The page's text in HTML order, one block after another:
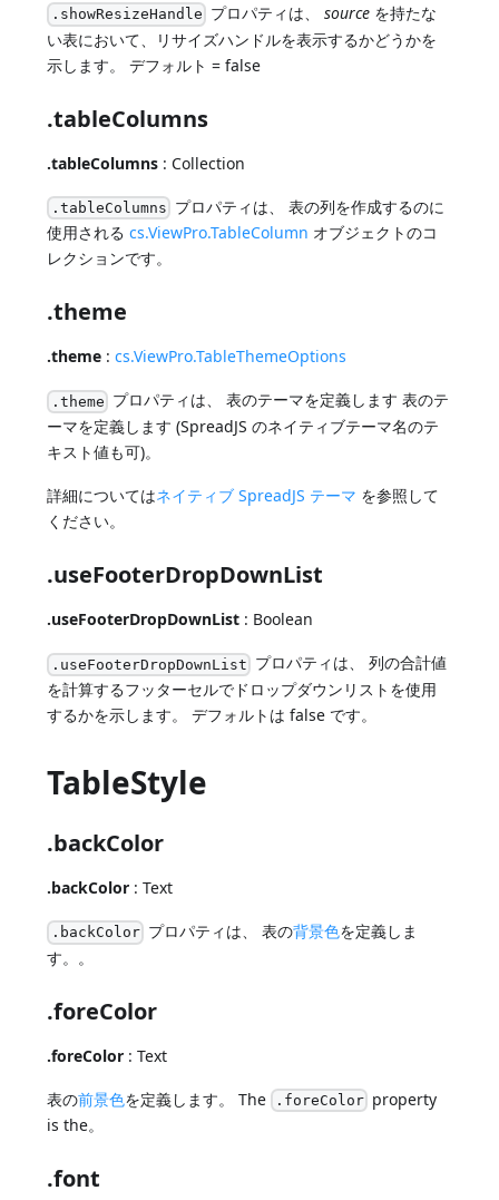
.showResizeHandle プロパティは、 sourceを持たな
い表において、リサイズハンドルを表示するかどうかを
示します。 デフォルト = false
.tableColumns
.tableColumns : Collection
.tableColumns プロパティは、 表の列を作成するのに
使用されるcs.ViewPro.TableColumn オブジェクトのコ
レクションです。
.theme
.theme :cs.ViewPro.TableThemeOptions
.theme プロパティは、 表のテーマを定義します 表のテ
ーマを定義します (SpreadJS のネイティブテーマ名のテ
キスト値も可)。
詳細についてはネイティブ SpreadJS テーマ を参照して
ください。
.useFooterDropDownList
.useFooterDropDownList : Boolean
.useFooterDropDownList プロパティは、 列の合計値
を計算するフッターセルでドロップダウンリストを使用
するかを示します。 デフォルトは false です。
TableStyle
.backColor
.backColor : Text
.backColor プロパティは、 表の背景色を定義しま
す。。
.foreColor
.foreColor : Text
表の前景色を定義します。 The .foreColor property
is the。
.font